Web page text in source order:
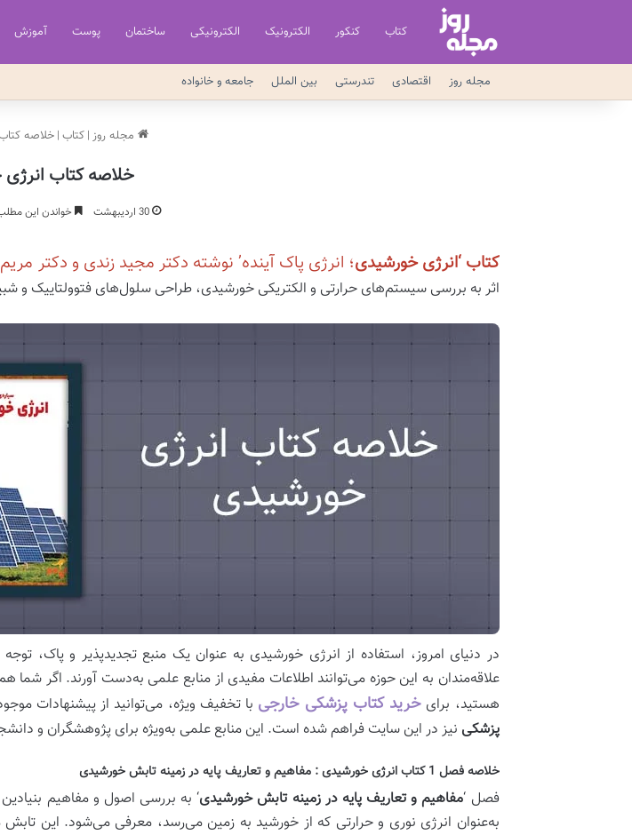
کتاب کنکور الکترونیک الکترونیکی ساختمان پوست آموزش
مجله روز اقتصادی تندرستی بین الملل جامعه و خانواده
مجله روز | کتاب | خلاصه
خلاصه کتاب
30 اردیبهشت خواندن این مطلب 17 دقیقه زمان
کتاب ‘انرژی خورشیدی؛ انرژی پاک آینده’ نوشته دکتر مجید زندی و دکتر
اثر به بررسی سیستم‌های حرارتی و الکتریکی خورشیدی، طراحی سلول‌های فتوولتاییک و
در دنیای امروز، استفاده از انرژی خورشیدی به عنوان یک منبع تجدیدپذیر و پاک،
علاقه‌مندان به این حوزه می‌توانند اطلاعات مفیدی از منابع علمی به‌دست آورند. اگر
هستید، برای خرید کتاب پزشکی خارجی با تخفیف ویژه، می‌توانید از پیشنهادات
پزشکی نیز در این سایت فراهم شده است. این منابع علمی به‌ویژه برای پژوهشگران و
خلاصه فصل 1 کتاب انرژی خورشیدی : مفاهیم و تعاریف پایه در زمینه تابش خورشیدی
فصل ‘مفاهیم و تعاریف پایه در زمینه تابش خورشیدی‘ به بررسی اصول و مفاهیم
به‌عنوان انرژی نوری و حرارتی که از خورشید به زمین می‌رسد، معرفی می‌شود. این